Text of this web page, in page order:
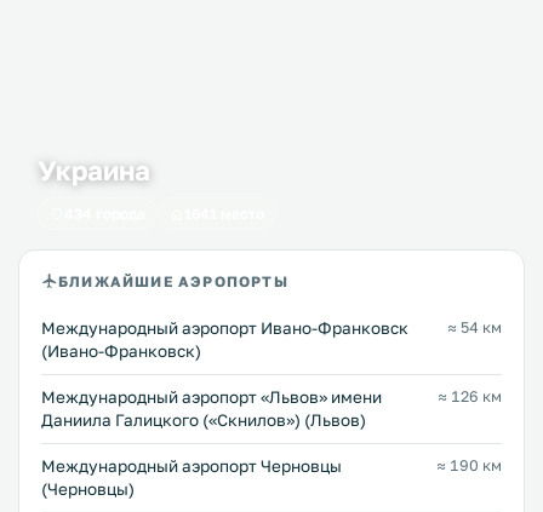
Украина
БЛИЖАЙШИЕ АЭРОПОРТЫ
Международный аэропорт Ивано-Франковск
(Ивано-Франковск)
≈ 54 км
Междунарoдный аэропорт «Львов» имени
Даниила Галицкого («Скнилов») (Львов)
≈ 126 км
Международный аэропорт Черновцы
(Черновцы)
≈ 190 км